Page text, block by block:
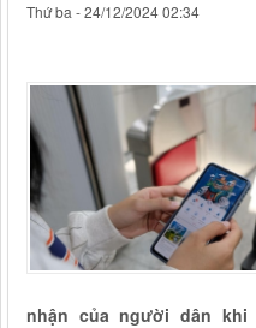
Thứ ba - 24/12/2024 02:34
nhận của người dân khi